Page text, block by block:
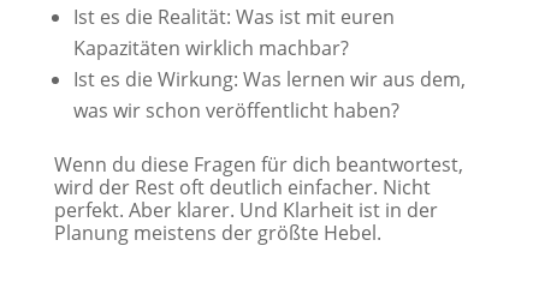
Ist es die Realität: Was ist mit euren
Kapazitäten wirklich machbar?
Ist es die Wirkung: Was lernen wir aus dem,
was wir schon veröffentlicht haben?
Wenn du diese Fragen für dich beantwortest,
wird der Rest oft deutlich einfacher. Nicht
perfekt. Aber klarer. Und Klarheit ist in der
Planung meistens der größte Hebel.